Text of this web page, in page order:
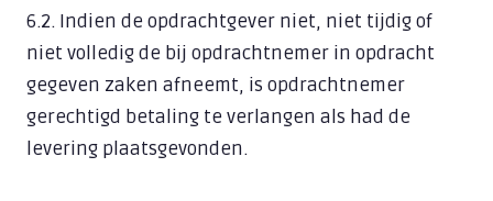
6.2. Indien de opdrachtgever niet, niet tijdig of
niet volledig de bij opdrachtnemer in opdracht
gegeven zaken afneemt, is opdrachtnemer
gerechtigd betaling te verlangen als had de
levering plaatsgevonden.